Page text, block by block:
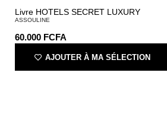
Livre HOTELS SECRET LUXURY
ASSOULINE
60.000 FCFA
AJOUTER À MA SÉLECTION